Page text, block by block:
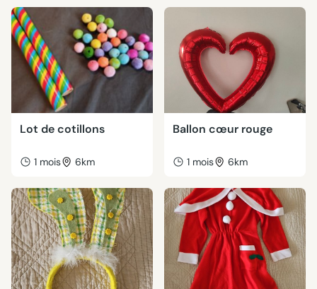
Lot de cotillons
1 mois 6km
Ballon cœur rouge
1 mois 6km